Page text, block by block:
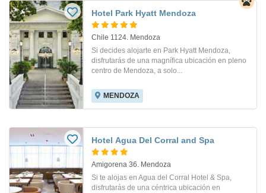
Hotel Park Hyatt Mendoza
Chile 1124. Mendoza
Si decides alojarte en Park Hyatt Mendoza,
disfrutarás de una magnífica ubicación en pleno
centro de Mendoza, a solo...
MENDOZA
Hotel Agua Del Corral and Spa
Amigorena 36. Mendoza
Si te alojas en Agua del Corral Hotel & Spa,
disfrutarás de una céntrica ubicación en